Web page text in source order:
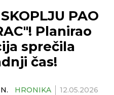
PAO
Planirao
sprečila
čas!
HRONIKA 12.05.2026